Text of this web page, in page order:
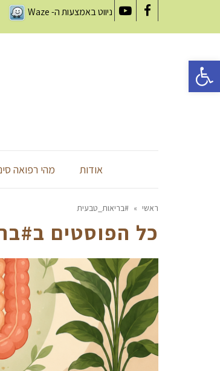
Facebook
YouTube
ניווט באמצעות ה-Waze
אודות מהי רפואה
ראשי » #בריאות_טבעית
כל הפוסטים ב
פתח סרגל נגישות